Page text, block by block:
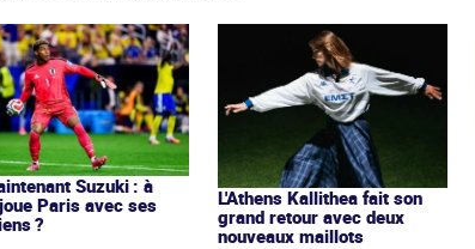
Suzuki : à
Paris avec ses
?
L'Athens Kallithea fait son
grand retour avec deux
nouveaux maillots